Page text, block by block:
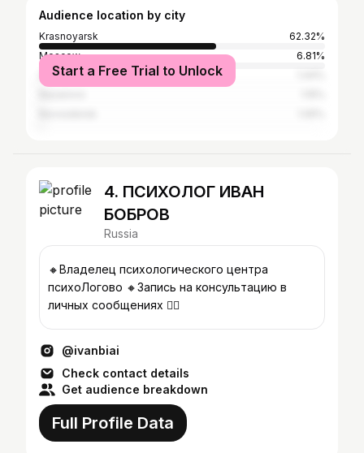
Audience location by city
Krasnoyarsk
62.32%
Moscow
6.81%
Saint Petersburg
Start a Free Trial to Unlock
4. ПСИХОЛОГ ИВАН
БОБРОВ
Russia
🔸Владелец психологического центра
психоЛогово 🔸Запись на консультацию в
личных сообщениях 👇🏽
@ivanbiai
Check contact details
Get audience breakdown
Full Profile Data